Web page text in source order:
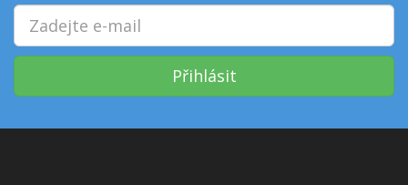
Přihlásit